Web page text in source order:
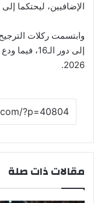
الإضافيين، ليحتكما
وابتسمت ركلات
إلى دور
2026.
مقالات ذات صلة